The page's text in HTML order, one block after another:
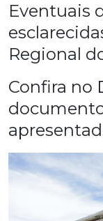
Eventuais
Regional
Confira no